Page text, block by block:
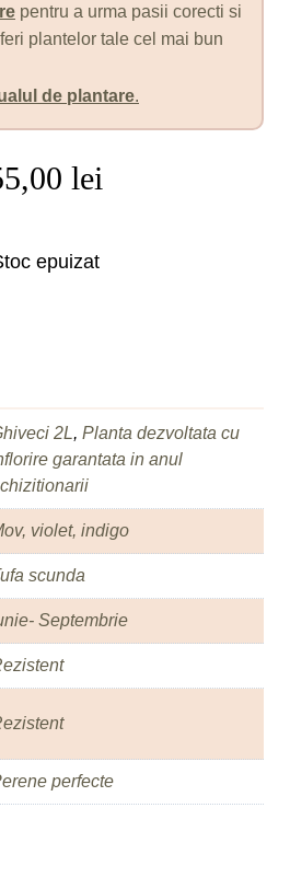
pentru a urma pasii corecti si
plantelor tale cel mai bun
de plantare.
lei
epuizat
2L, Planta dezvoltata cu
garantata in anul
violet, indigo
scunda
Septembrie
perfecte